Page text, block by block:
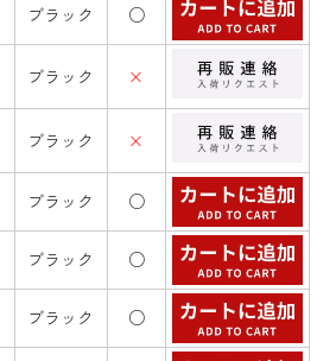
ブラック ○
ブラック ×
ブラック ×
ブラック ○
ブラック ○
ブラック ○